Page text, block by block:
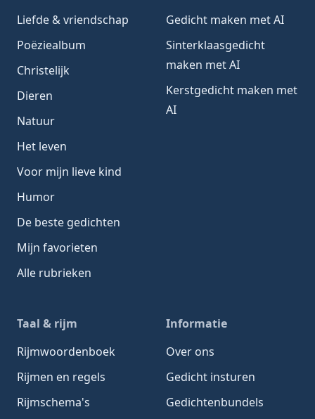
Liefde & vriendschap
Poëziealbum
Christelijk
Dieren
Natuur
Het leven
Voor mijn lieve kind
Humor
De beste gedichten
Mijn favorieten
Alle rubrieken
Gedicht maken met AI
Sinterklaasgedicht
maken met AI
Kerstgedicht maken met
AI
Taal & rijm
Rijmwoordenboek
Rijmen en regels
Rijmschema's
Informatie
Over ons
Gedicht insturen
Gedichtenbundels